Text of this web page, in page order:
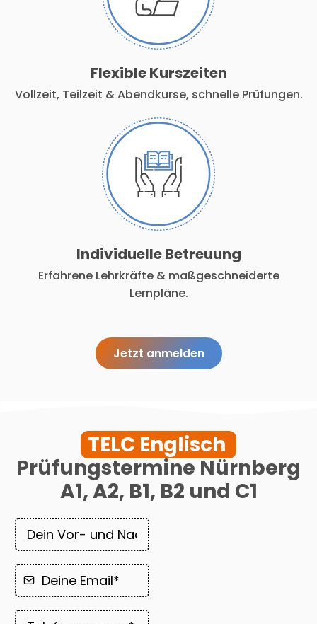
Flexible Kurszeiten
Vollzeit, Teilzeit & Abendkurse, schnelle Prüfungen.
Individuelle Betreuung
Erfahrene Lehrkräfte & maßgeschneiderte
Lernpläne.
Jetzt anmelden
TELC Englisch
Prüfungstermine Nürnberg
A1, A2, B1, B2 und C1